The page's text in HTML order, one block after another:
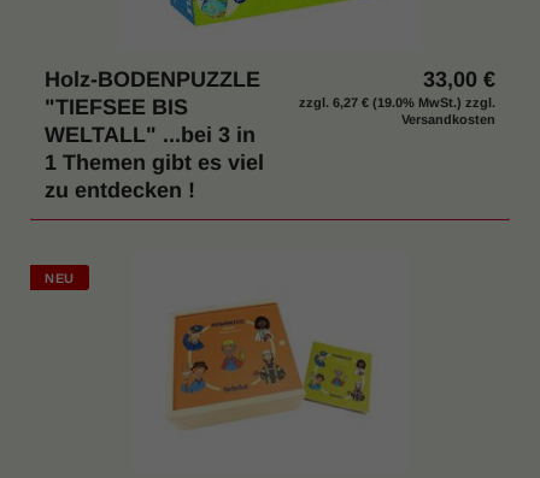
Holz-BODENPUZZLE
"TIEFSEE BIS
WELTALL" ...bei 3 in
1 Themen gibt es viel
zu entdecken !
33,00 €
zzgl. 6,27 € (19.0% MwSt.) zzgl.
Versandkosten
NEU